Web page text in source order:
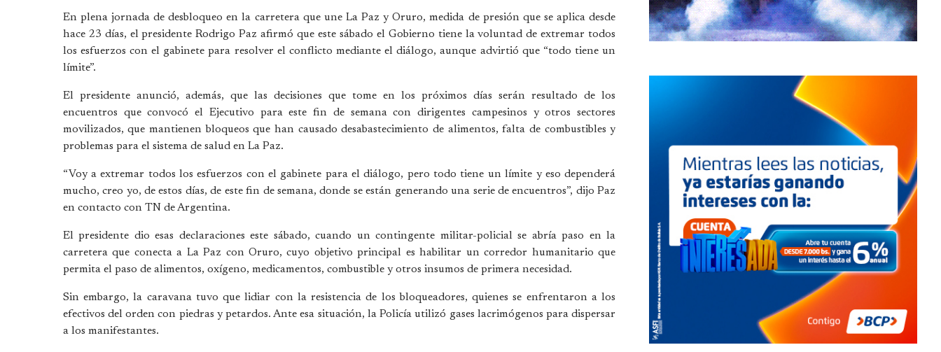
En plena jornada de desbloqueo en la carretera que une La Paz y Oruro, medida de presión que se aplica desde
hace 23 días, el presidente Rodrigo Paz afirmó que este sábado el Gobierno tiene la voluntad de extremar todos
los esfuerzos con el gabinete para resolver el conflicto mediante el diálogo, aunque advirtió que “todo tiene un
límite”.
El presidente anunció, además, que las decisiones que tome en los próximos días serán resultado de los
encuentros que convocó el Ejecutivo para este fin de semana con dirigentes campesinos y otros sectores
movilizados, que mantienen bloqueos que han causado desabastecimiento de alimentos, falta de combustibles y
problemas para el sistema de salud en La Paz.
“Voy a extremar todos los esfuerzos con el gabinete para el diálogo, pero todo tiene un límite y eso dependerá
mucho, creo yo, de estos días, de este fin de semana, donde se están generando una serie de encuentros”, dijo Paz
en contacto con TN de Argentina.
El presidente dio esas declaraciones este sábado, cuando un contingente militar-policial se abría paso en la
carretera que conecta a La Paz con Oruro, cuyo objetivo principal es habilitar un corredor humanitario que
permita el paso de alimentos, oxígeno, medicamentos, combustible y otros insumos de primera necesidad.
Sin embargo, la caravana tuvo que lidiar con la resistencia de los bloqueadores, quienes se enfrentaron a los
efectivos del orden con piedras y petardos. Ante esa situación, la Policía utilizó gases lacrimógenos para dispersar
a los manifestantes.